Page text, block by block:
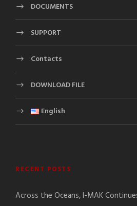
DOCUMENTS
SUPPORT
Contacts
DOWNLOAD FILE
English
RECENT POSTS
Across the Oceans, I-MAK